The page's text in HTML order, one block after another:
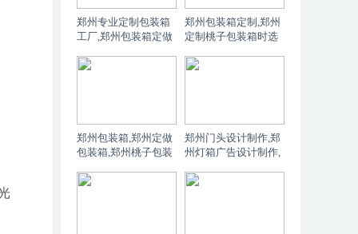
郑州专业定制包装箱
工厂,郑州包装箱定做
郑州包装箱定制,郑州
定制桃子包装箱时选
郑州包装箱,郑州定做
包装箱,郑州桃子包装
郑州门头设计制作,郑
州灯箱广告设计制作,
材质耐用？